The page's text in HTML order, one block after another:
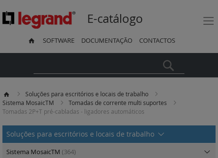
E-catálogo
SOFTWARE DOCUMENTAÇÃO CONTACTOS
Soluções para escritórios e locais de trabalho
Sistema MosaicTM
Tomadas de corrente multi suportes
Tomadas 2P+T pré-cabladas - ligadores automáticos
Soluções para escritórios e locais de trabalho
Sistema MosaicTM (364)